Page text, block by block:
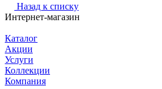
Назад к списку
Интернет-магазин
Каталог
Акции
Услуги
Коллекции
Компания